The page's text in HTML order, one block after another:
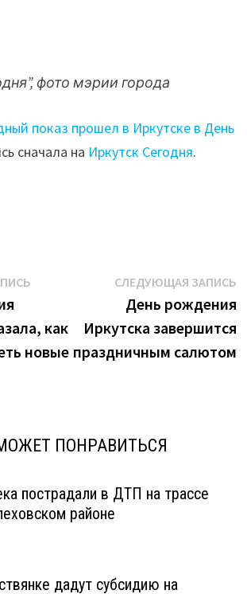
фото мэрии города
показ прошел в Иркутске в День
сначала на Иркутск Сегодня.
Предыдущая
как
новые
СЛЕДУЮЩАЯ ЗАПИСЬ
День рождения
Иркутска завершится
праздничным салютом
ПОНРАВИТЬСЯ
пострадали в ДТП на трассе
районе
дадут субсидию на